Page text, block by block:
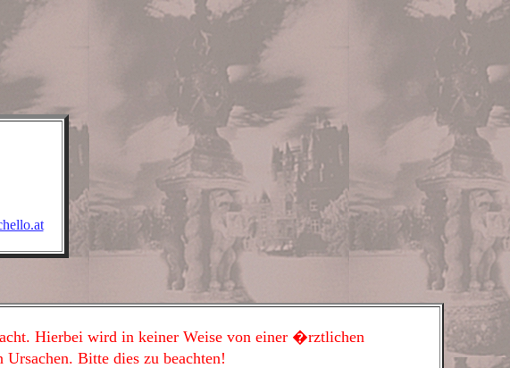
Hierbei wird in keiner Weise von einer �rztlichen
Bitte dies zu beachten!